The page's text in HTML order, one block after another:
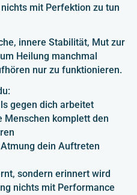
mit Perfektion zu tun
innere Stabilität, Mut zur
Heilung manchmal
nur zu funktionieren.
gegen dich arbeitet
komplett den
dein Auftreten
sondern erinnert wird
nichts mit Performance